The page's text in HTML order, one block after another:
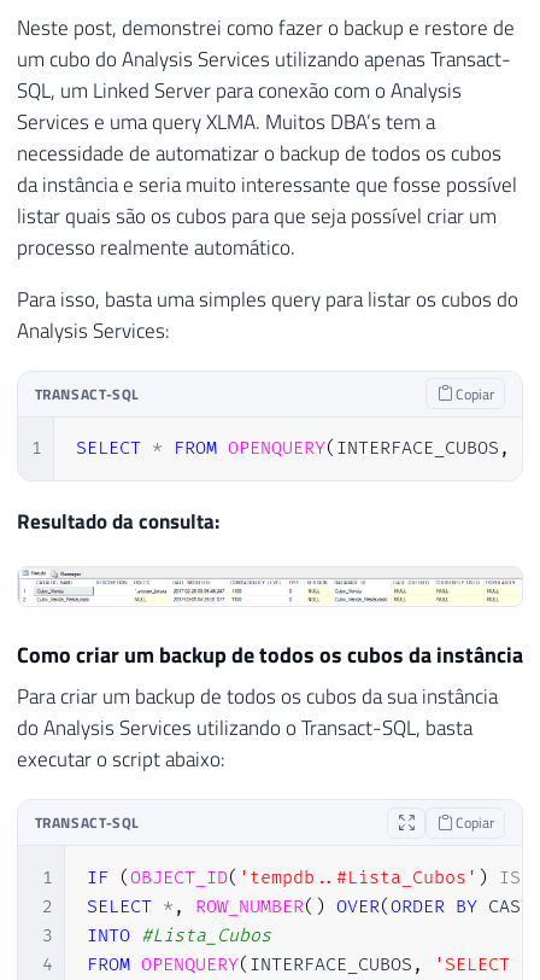
Neste post, demonstrei como fazer o backup e restore de
um cubo do Analysis Services utilizando apenas Transact-
SQL, um Linked Server para conexão com o Analysis
Services e uma query XLMA. Muitos DBA’s tem a
necessidade de automatizar o backup de todos os cubos
da instância e seria muito interessante que fosse possível
listar quais são os cubos para que seja possível criar um
processo realmente automático.
Para isso, basta uma simples query para listar os cubos do
Analysis Services:
TRANSACT-SQL Copiar
1 SELECT * FROM OPENQUERY( INTERFACE_CUBOS ,
Resultado da consulta:
Como criar um backup de todos os cubos da instância
Para criar um backup de todos os cubos da sua instância
do Analysis Services utilizando o Transact-SQL, basta
executar o script abaixo:
TRANSACT-SQL Copiar
1
2
3
4
IF (OBJECT_ID( 'tempdb..#Lista_Cubos' ) IS
SELECT * , ROW_NUMBER( ) OVER(ORDER BY CAST
INTO #Lista_Cubos
FROM OPENQUERY( INTERFACE_CUBOS , 'SELECT *